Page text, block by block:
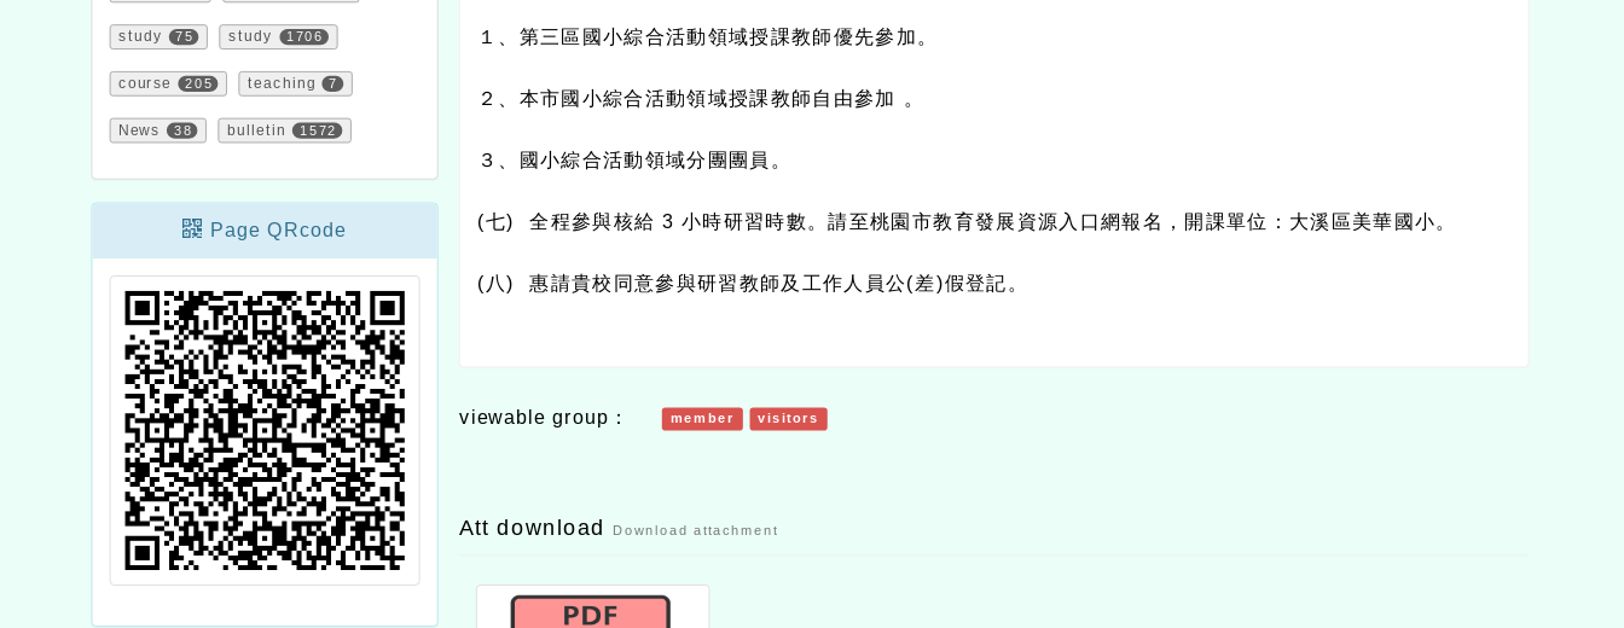
study 75 study 1706
course 205 teaching 7
News 38 bulletin 1572
Page QRcode
１、第三區國小綜合活動領域授課教師優先參加。
２、本市國小綜合活動領域授課教師自由參加 。
３、國小綜合活動領域分團團員。
(七)全程參與核給 3小時研習時數。請至桃園市教育發展資源入口網報名，開課單位：大溪區美華國小。
( 八)惠請貴校同意參與研習教師及工作人員公(差)假登記。
viewable group： member visitors
Att download Download attachment